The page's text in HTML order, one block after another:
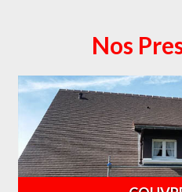
Nos